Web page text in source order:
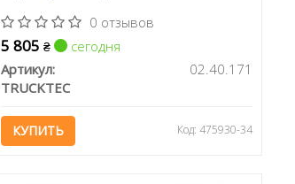
0 отзывов
5 805₴
сегодня
Артикул:
02.40.171
TRUCKTEC
КУПИТЬ Код: 475930-34